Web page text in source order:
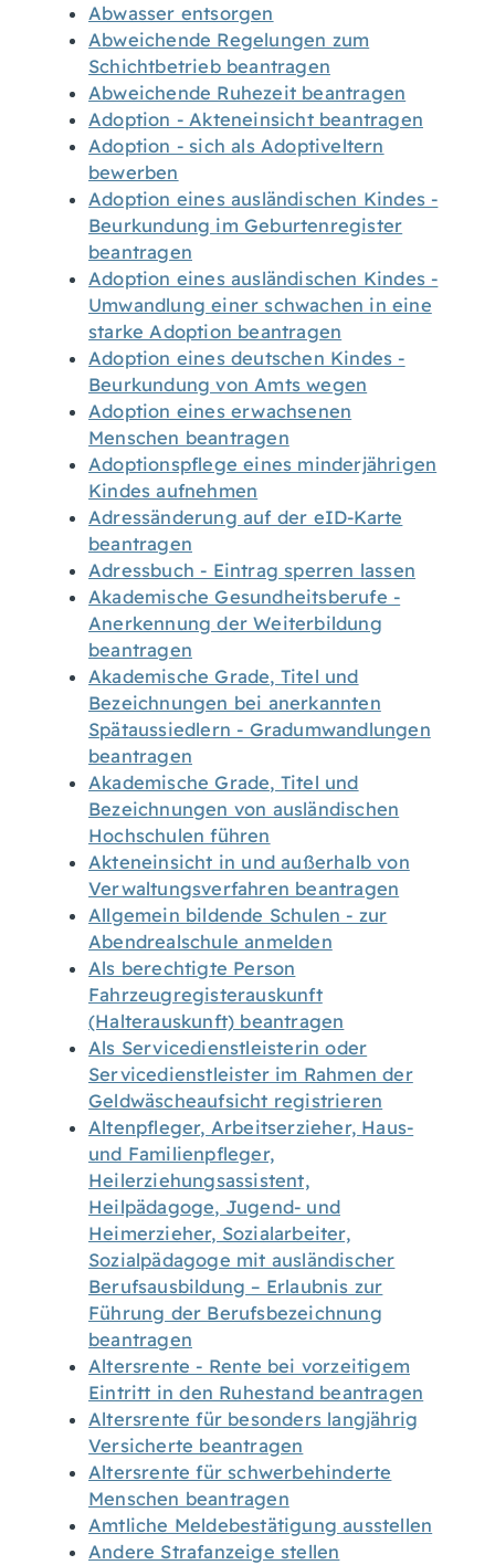
Abwasser entsorgen
Abweichende Regelungen zum
Schichtbetrieb beantragen
Abweichende Ruhezeit beantragen
Adoption - Akteneinsicht beantragen
Adoption - sich als Adoptiveltern
bewerben
Adoption eines ausländischen Kindes -
Beurkundung im Geburtenregister
beantragen
Adoption eines ausländischen Kindes -
Umwandlung einer schwachen in eine
starke Adoption beantragen
Adoption eines deutschen Kindes -
Beurkundung von Amts wegen
Adoption eines erwachsenen
Menschen beantragen
Adoptionspflege eines minderjährigen
Kindes aufnehmen
Adressänderung auf der eID-Karte
beantragen
Adressbuch - Eintrag sperren lassen
Akademische Gesundheitsberufe -
Anerkennung der Weiterbildung
beantragen
Akademische Grade, Titel und
Bezeichnungen bei anerkannten
Spätaussiedlern - Gradumwandlungen
beantragen
Akademische Grade, Titel und
Bezeichnungen von ausländischen
Hochschulen führen
Akteneinsicht in und außerhalb von
Verwaltungsverfahren beantragen
Allgemein bildende Schulen - zur
Abendrealschule anmelden
Als berechtigte Person
Fahrzeugregisterauskunft
(Halterauskunft) beantragen
Als Servicedienstleisterin oder
Servicedienstleister im Rahmen der
Geldwäscheaufsicht registrieren
Altenpfleger, Arbeitserzieher, Haus-
und Familienpfleger,
Heilerziehungsassistent,
Heilpädagoge, Jugend- und
Heimerzieher, Sozialarbeiter,
Sozialpädagoge mit ausländischer
Berufsausbildung – Erlaubnis zur
Führung der Berufsbezeichnung
beantragen
Altersrente - Rente bei vorzeitigem
Eintritt in den Ruhestand beantragen
Altersrente für besonders langjährig
Versicherte beantragen
Altersrente für schwerbehinderte
Menschen beantragen
Amtliche Meldebestätigung ausstellen
Andere Strafanzeige stellen